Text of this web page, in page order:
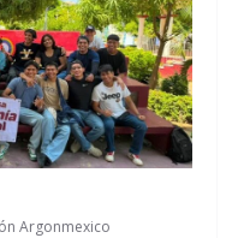
Argonmexico